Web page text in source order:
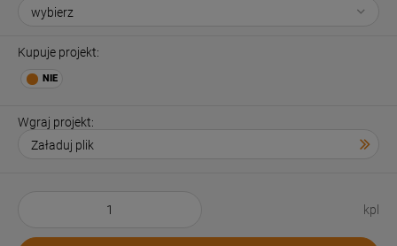
Kupuje projekt:
Wgraj projekt:
kpl